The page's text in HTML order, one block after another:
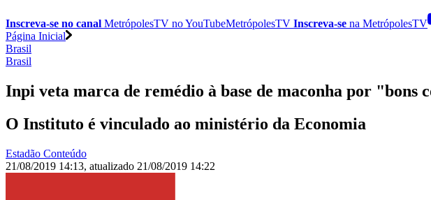
Inscreva-se no canal MetrópolesTV noYouTubeMetrópolesTV Inscreva-se na MetrópolesTV
Página Inicial
Brasil
Brasil
Inpi veta marca de remédio à base de maconha por "bons
O Instituto é vinculado ao ministério da Economia
Estadão Conteúdo
21/08/2019 14:13, atualizado 21/08/2019 14:22